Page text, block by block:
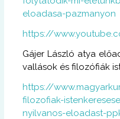
eloadasa-pazmanyon
https://
Gájer László atya
vallások és filozófiák
https://
filozofiak-
nyilvanos-eloadast-